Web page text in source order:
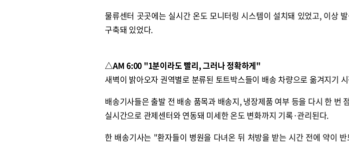
물류센터 곳곳에는 실시간 온도 모니터링 시스템이 설치돼 있었고, 이상
구축돼 있었다.
△AM 6:00 "1분이라도 빨리, 그러나 정확하게"
새벽이 밝아오자 권역별로 분류된 토트박스들이 배송 차량으로 옮겨지기
배송기사들은 출발 전 배송 품목과 배송지, 냉장제품 여부 등을 다시 한 번
실시간으로 관제센터와 연동돼 미세한 온도 변화까지 기록·관리된다.
한 배송기사는 "환자들이 병원을 다녀온 뒤 처방을 받는 시간 전에 약이